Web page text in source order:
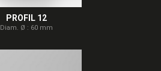
PROFIL 12
Diam. Ø : 60 mm